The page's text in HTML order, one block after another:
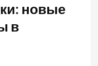
новые
в